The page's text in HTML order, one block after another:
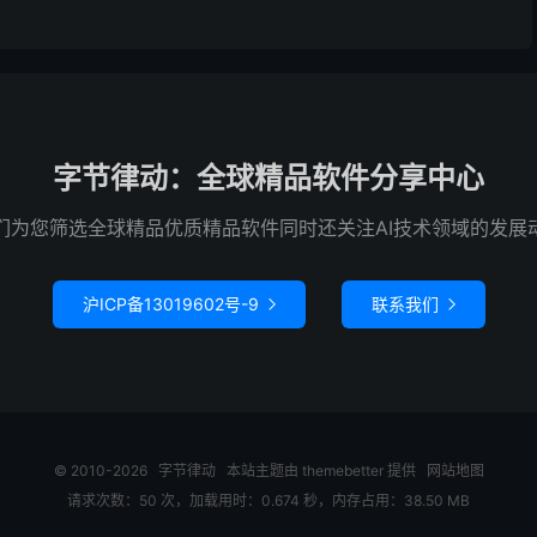
字节律动：全球精品软件分享中心
为您筛选全球精品优质精品软件同时还关注AI技术领域的发展
沪ICP备13019602号-9  联系我们 
© 2010-2026 字节律动 本站主题由 themebetter提供 网站地图
请求次数：50 次，加载用时：0.674 秒，内存占用：38.50 MB